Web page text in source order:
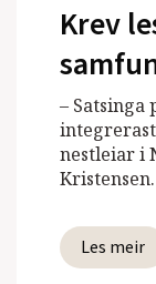
Krev
– Satsinga
nestleiar i
Kristensen.
Les meir